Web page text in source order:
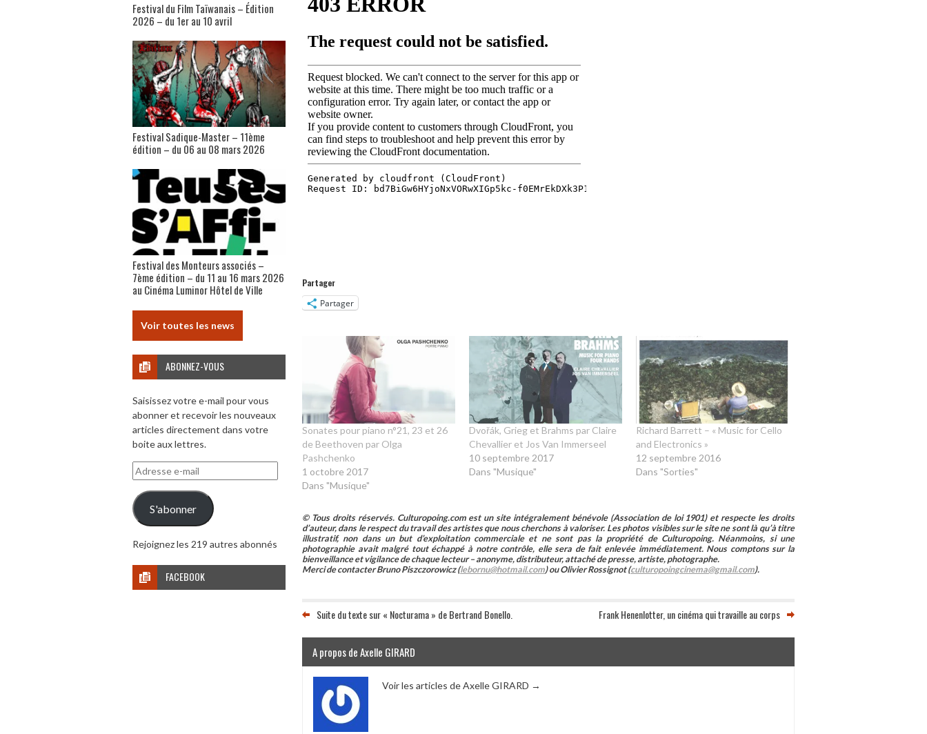
Partager
Partager
Sonates pour piano n°21, 23 et 26
de Beethoven par Olga
Pashchenko
1 octobre 2017
Dans "Musique"
Dvořák, Grieg et Brahms par Claire
Chevallier et Jos Van Immerseel
10 septembre 2017
Dans "Musique"
Richard Barrett – « Music for Cello
and Electronics »
12 septembre 2016
Dans "Sorties"
© Tous droits réservés. Culturopoing.com est un site intégralement bénévole (Association de loi 1901) et respecte les droits
d’auteur, dans le respect du travail des artistes que nous cherchons à valoriser. Les photos visibles sur le site ne sont là qu’à titre
illustratif, non dans un but d’exploitation commerciale et ne sont pas la propriété de Culturopoing. Néanmoins, si une
photographie avait malgré tout échappé à notre contrôle, elle sera de fait enlevée immédiatement. Nous comptons sur la
bienveillance et vigilance de chaque lecteur – anonyme, distributeur, attaché de presse, artiste, photographe.
Merci de contacter Bruno Piszczorowicz (lebornu@hotmail.com) ou Olivier Rossignot (culturopoingcinema@gmail.com).
Suite du texte sur « Nocturama » de Bertrand Bonello. Frank Henenlotter, un cinéma qui travaille au corps
A propos de Axelle GIRARD
Voir les articles de Axelle GIRARD →
Festival du Film Taïwanais – Édition
2026 – du 1er au 10 avril
Festival Sadique-Master – 11ème
édition – du 06 au 08 mars 2026
Festival des Monteurs associés –
7ème édition – du 11 au 16 mars 2026
au Cinéma Luminor Hôtel de Ville
Voir toutes les news
ABONNEZ-VOUS
Saisissez votre e-mail pour vous
abonner et recevoir les nouveaux
articles directement dans votre
boite aux lettres.
Adresse
e-
mail
S'abonner
Rejoignez les 219 autres abonnés
FACEBOOK